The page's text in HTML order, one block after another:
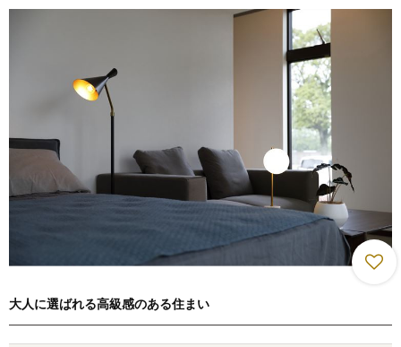
大人に選ばれる高級感のある住まい